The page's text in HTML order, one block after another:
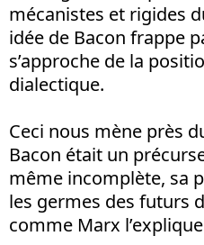
mécanistes et rigides
idée de Bacon frappe
s’approche de la
dialectique.
Ceci nous mène près
Bacon était un
même incomplète, sa
les germes des futurs
comme Marx